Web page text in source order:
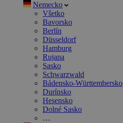
Nemecko
Všetko
Bavorsko
Berlín
Düsseldorf
Hamburg
Rujana
Sasko
Schwarzwald
Bádensko-Württembersko
Durínsko
Hesensko
Dolné Sasko
…